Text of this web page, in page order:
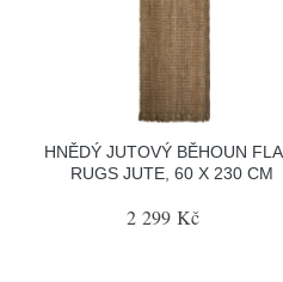
HNĚDÝ JUTOVÝ BĚHOUN
RUGS JUTE, 60 X 230 CM
2 299 Kč